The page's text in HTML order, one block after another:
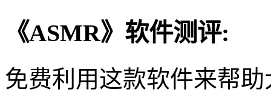
《ASMR》软件测评:
免费利用这款软件来帮